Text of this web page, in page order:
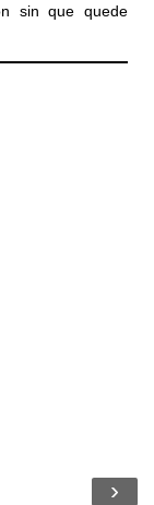
sin que quede
›